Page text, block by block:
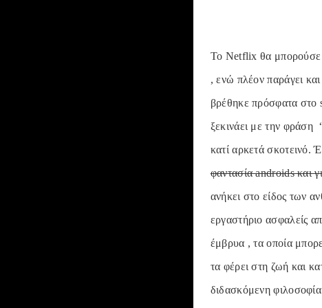
Το Netflix θα μπορούσε
, ενώ πλέον παράγει
βρέθηκε πρόσφατα στο
ξεκινάει με την φράση
κατί αρκετά σκοτεινό.
φαντασία androids και
ανήκει στο είδος των
εργαστήριο ασφαλείς
έμβρυα , τα οποία
τα φέρει στη ζωή και
διδασκόμενη